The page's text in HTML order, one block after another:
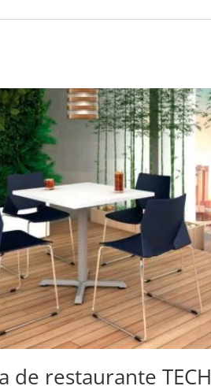
de restaurante TECH